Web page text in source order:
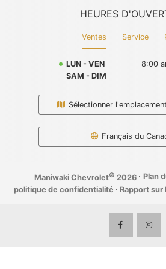
HEURES
Ventes Service
LUN - VEN
8:00
SAM - DIM
Sélectionner
Français du
Maniwaki Chevrolet© 2026 · Plan
politique de confidentialité · Rapport sur